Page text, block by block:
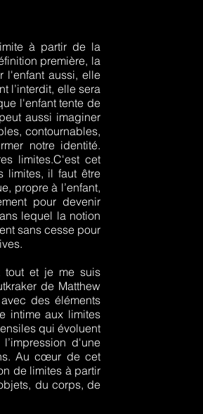
à partir de la
première, la
l'enfant aussi, elle
l’interdit, elle sera
l'enfant tente de
aussi imaginer
contournables,
notre identité.
limites.C'est cet
limites, il faut être
propre à l’enfant,
pour devenir
lequel la notion
sans cesse pour
tout et je me suis
de Matthew
des éléments
intime aux limites
qui évoluent
d'une
Au cœur de cet
de limites à partir
du corps, de